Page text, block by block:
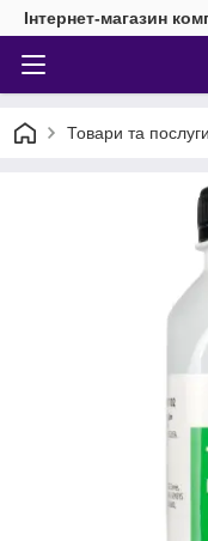
Інтернет-магазин
Товари та послуги